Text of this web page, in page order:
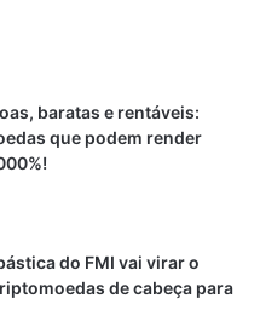
baratas e rentáveis:
que podem render
do FMI vai virar o
de cabeça para